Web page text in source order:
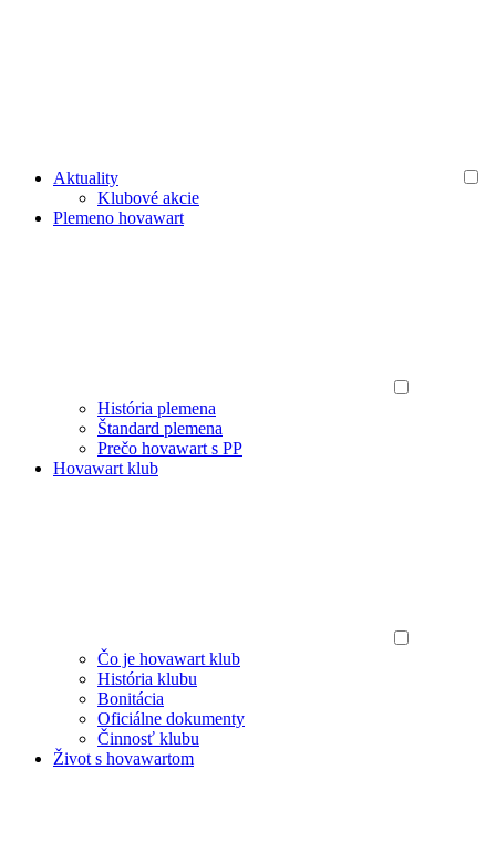
Aktuality
Klubové akcie
Plemeno hovawart
História plemena
Štandard plemena
Prečo hovawart s PP
Hovawart klub
Čo je hovawart klub
História klubu
Bonitácia
Oficiálne dokumenty
Činnosť klubu
Život s hovawartom